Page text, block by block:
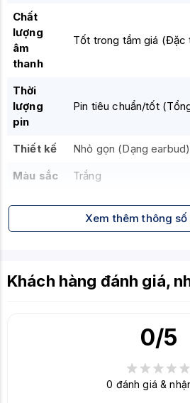
Chất
lượng
âm
thanh
Tốt trong tầm giá (Đặc
Thời
lượng
pin
Pin tiêu chuẩn/tốt
Thiết kế Nhỏ gọn (Dạng earbud)
Màu sắc
Trắng
Chống
Có thể có chống nước
phù hợp
Fan SteelSeries
Có thể có Low Latency
Không có ANC
Hiệu năng tùy thuộc
Xem thêm thông
Khách hàng đánh giá,
0/5
0 đánh giá &